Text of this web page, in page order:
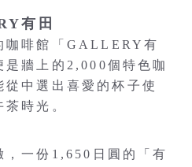
有田
咖啡館「GALLERY有
是牆上的2,000個特色咖
中選出喜愛的杯子使
時光。
，一份1,650日圓的「有